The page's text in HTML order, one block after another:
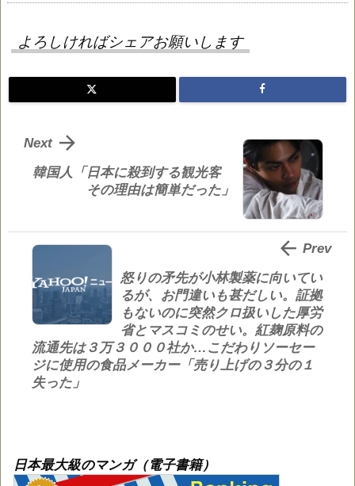
よろしければシェアお願いします
韓国人「日本に殺到する観光客
その理由は簡単だった」

Next
怒りの矛先が小林製薬に向いてい
るが、お門違いも甚だしい。証拠
もないのに突然クロ扱いした厚労
省とマスコミのせい。紅麹原料の
流通先は３万３０００社か…こだわりソーセー
ジに使用の食品メーカー「売り上げの３分の１
失った」
 Prev
日本最大級のマンガ（電子書籍）